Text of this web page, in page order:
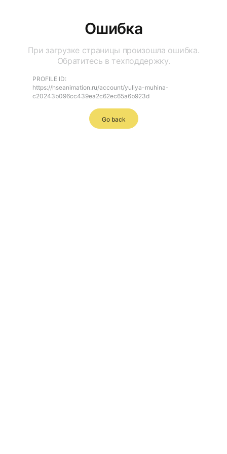
Ошибка
При загрузке страницы произошла ошибка.
Обратитесь в техподдержку.
PROFILE ID:
https://hseanimation.ru/account/yuliya-muhina-
c20243b096cc439ea2c62ec65a6b923d
Go back